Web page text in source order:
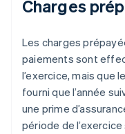
Charges
Les charges
paiements sont
l’exercice, mais que
fourni que l’année
une prime
période de